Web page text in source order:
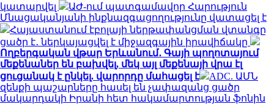
կատարվել
ԱԺ-ում պատգամավոր Հարություն
Մնացականյանի ինքնազգացողությունը վատացել է
Հայաստանում էբոլայի ներթափանցման վտանգը
ցածր է․ ներկայացվել է միջազգային իրավիճակը
Ողբերգական վթար Երևանում․ Գայի պողոտայում
մեքենաներ են բախվել, մեկ այլ մեքենայի վրա էլ
ցուցանակ է ընկել. վարորդը մահացել է
ADC. ԱՄՆ
զենքի պաշարները հասել են չափազանց ցածր
մակարդակի Իրանի հետ հակամարտության ֆոնին